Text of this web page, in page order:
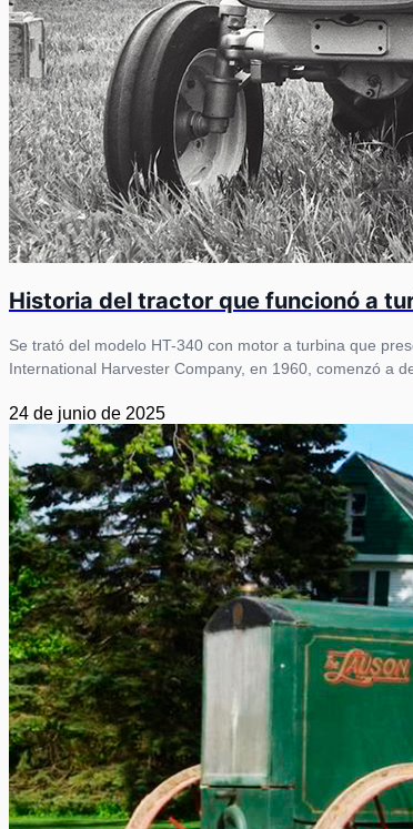
Historia del tractor que funcionó a
Se trató del modelo HT-340 con motor a turbina que
International Harvester Company, en 1960, comenzó a
24 de junio de 2025